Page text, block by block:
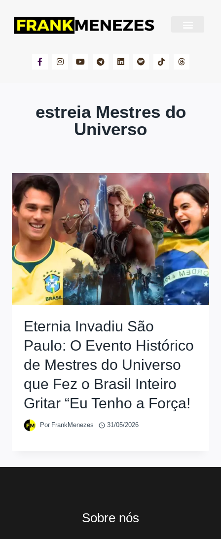
estreia Mestres do
Universo
Eternia Invadiu São
Paulo: O Evento Histórico
de Mestres do Universo
que Fez o Brasil Inteiro
Gritar “Eu Tenho a Força!
Por FrankMenezes 31/05/2026
Sobre nós